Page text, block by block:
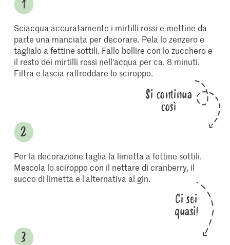
Sciacqua accuratamente i mirtilli rossi e mettine da
parte una manciata per decorare. Pela lo zenzero e
taglialo a fettine sottili. Fallo bollire con lo zucchero e
il resto dei mirtilli rossi nell'acqua per ca. 8 minuti.
Filtra e lascia raffreddare lo sciroppo.
Si continua
così
Per la decorazione taglia la limetta a fettine sottili.
Mescola lo sciroppo con il nettare di cranberry, il
succo di limetta e l'alternativa al gin.
Ci sei
quasi!